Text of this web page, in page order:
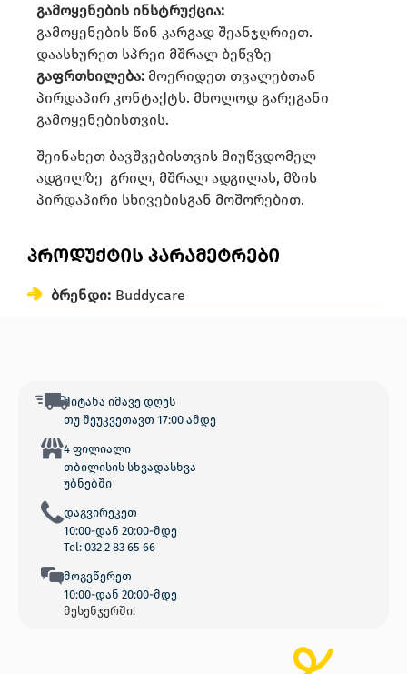
გამოყენების ინსტრუქცია:
გამოყენების წინ კარგად შეანჯღრიეთ.
დაასხურეთ სპრეი მშრალ ბეწვზე
გაფრთხილება: მოერიდეთ თვალებთან
პირდაპირ კონტაქტს. მხოლოდ გარეგანი
გამოყენებისთვის.
შეინახეთ ბავშვებისთვის მიუწვდომელ
ადგილზე გრილ, მშრალ ადგილას, მზის
პირდაპირი სხივებისგან მოშორებით.
პროდუქტის პარამეტრები
ბრენდი: Buddycare
მიტანა იმავე დღეს
თუ შეუკვეთავთ 17:00 ამდე
4 ფილიალი
თბილისის სხვადასხვა
უბნებში
დაგვირეკეთ
10:00-დან 20:00-მდე
Tel: 032 2 83 65 66
მოგვწერეთ
10:00-დან 20:00-მდე
მესენჯერში!